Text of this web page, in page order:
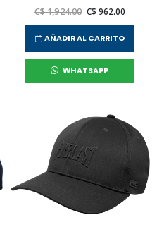
C$ 1,924.00 C$ 962.00
AÑADIR AL CARRITO
WHATSAPP